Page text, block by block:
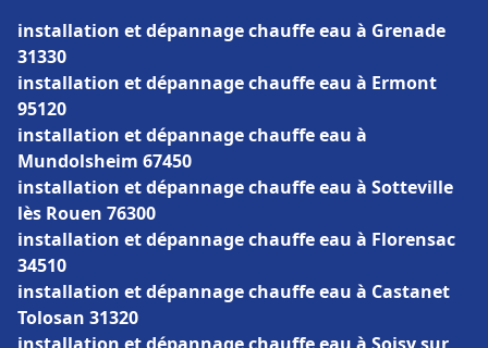
installation et dépannage chauffe eau à Grenade
31330
installation et dépannage chauffe eau à Ermont
95120
installation et dépannage chauffe eau à
Mundolsheim 67450
installation et dépannage chauffe eau à Sotteville
lès Rouen 76300
installation et dépannage chauffe eau à Florensac
34510
installation et dépannage chauffe eau à Castanet
Tolosan 31320